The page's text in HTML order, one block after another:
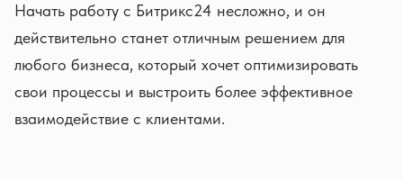
Начать работу с Битрикс24 несложно, и он
действительно станет отличным решением для
любого бизнеса, который хочет оптимизировать
свои процессы и выстроить более эффективное
взаимодействие с клиентами.